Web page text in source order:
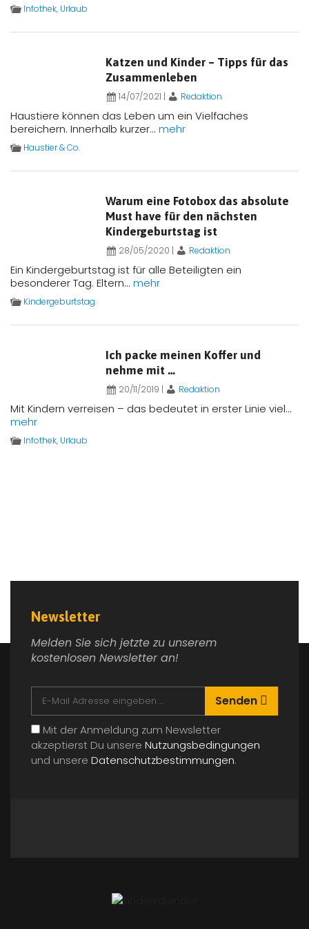
Infothek, Urlaub
Katzen und Kinder – Tipps für das
Zusammenleben
14/07/2021 | Redaktion
Haustiere können das Leben um ein Vielfaches
bereichern. Innerhalb kurzer... mehr
Haustier & Co.
Warum eine Fotobox das absolute
Must have für den nächsten
Kindergeburtstag ist
28/05/2020 | Redaktion
Ein Kindergeburtstag ist für alle Beteiligten ein
besonderer Tag. Eltern... mehr
Kindergeburtstag
Ich packe meinen Koffer und
nehme mit …
20/11/2019 | Redaktion
Mit Kindern verreisen – das bedeutet in erster Linie viel...
mehr
Infothek, Urlaub
Newsletter
Melden Sie sich jetzte zu unserem
kostenlosen Newsletter an!
Senden
Mit der Anmeldung zum Newsletter
akzeptierst Du unsere Nutzungsbedingungen
und unsere Datenschutzbestimmungen.